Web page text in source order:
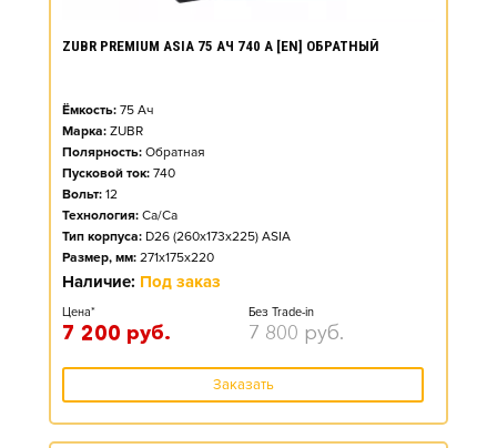
ZUBR PREMIUM ASIA 75 АЧ 740 А [EN] ОБРАТНЫЙ
Ёмкость: 75 Ач
Марка: ZUBR
Полярность: Обратная
Пусковой ток: 740
Вольт: 12
Технология: Ca/Ca
Тип корпуса: D26 (260x173x225) ASIA
Размер, мм: 271x175x220
Наличие: Под заказ
Цена*
7 200 руб.
Без Trade-in
7 800 руб.
Заказать